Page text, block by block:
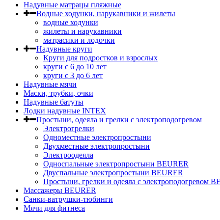
Надувные матрацы пляжные
Водные ходунки, нарукавники и жилеты
водные ходунки
жилеты и нарукавники
матрасики и лодочки
Надувные круги
Круги для подростков и взрослых
круги с 6 до 10 лет
круги c 3 до 6 лет
Надувные мячи
Маски, трубки, очки
Надувные батуты
Лодки надувные INTEX
Простыни, одеяла и грелки с электроподогревом
Электрогрелки
Одноместные электропростыни
Двухместные электропростыни
Электроодеяла
Односпальные электропростыни BEURER
Двуспальные электропростыни BEURER
Простыни, грелки и одеяла с электроподогревом
Массажеры BEURER
Санки-ватрушки-тюбинги
Мячи для фитнеса